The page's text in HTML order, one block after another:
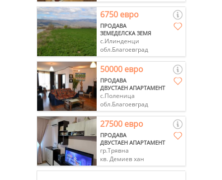
6750 евро
ПРОДАВА
ЗЕМЕДЕЛСКА ЗЕМЯ
с.Илинденци
обл.Благоевград
50000 евро
ПРОДАВА
ДВУСТАЕН АПАРТАМЕНТ
с.Поленица
обл.Благоевград
27500 евро
ПРОДАВА
ДВУСТАЕН АПАРТАМЕНТ
гр.Трявна
кв. Демиев хан